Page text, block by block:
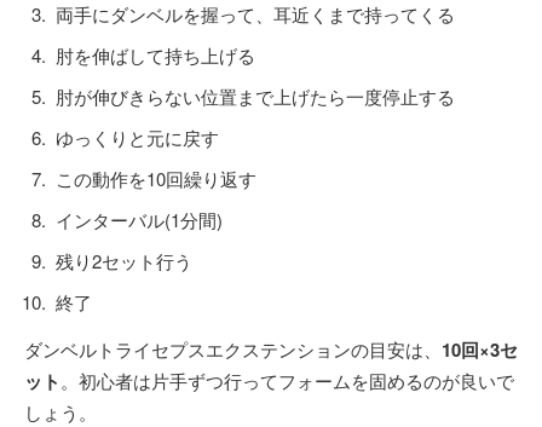
両手にダンベルを握って、耳近くまで持ってくる
肘を伸ばして持ち上げる
肘が伸びきらない位置まで上げたら一度停止する
ゆっくりと元に戻す
この動作を10回繰り返す
インターバル(1分間)
残り2セット行う
終了
ダンベルトライセプスエクステンションの目安は、 10回×3セ
ット。初心者は片手ずつ行ってフォームを固めるのが良いで
しょう。